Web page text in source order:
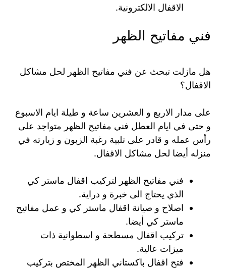
الاقفال الالكترونية.
فني مفاتيح الظهر
هل مازلت تبحث عن فني مفاتيح الظهر لحل مشاكل
الاقفال؟
على مدار الاربع و العشرين ساعة و طيلة ايام الاسبوع
و حتى في ايام العطل فني مفاتيح الظهر متواجد على
رأس عمله و قادر على تلبية رغبة الزبون و زيارته في
منزله أيضا لحل مشاكل الاقفال.
فني مفاتيح الظهر لتركيب اقفال ماستر كي
الذي يحتاج الى خبرة و دراية.
اصلاح و صيانة اقفال ماستر كي و عمل مفاتيح
ماستر كي أيضا.
تركيب اقفال مسطحة و اسطوانية ذات
ميزات عالية.
فتح اقفال باكستاني الظهر المختص بتركيب